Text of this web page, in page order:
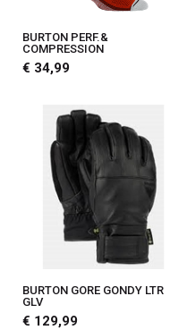
BURTON PERF.&
COMPRESSION
€ 34,99
BURTON GORE GONDY LTR
GLV
€ 129,99